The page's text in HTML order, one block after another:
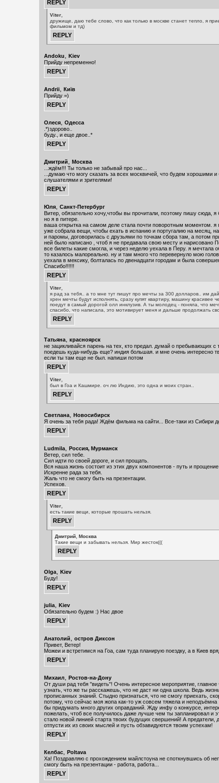
Viter,
дружище, даю тебе слово, что как только в москве станет тепло, я
фильмом и тд)
Andoku, Kiev
Прийду непременно!
Andrii, Київ
Прийду =)
Олеся, Одесса
.*)здорово..
буду., и еще двое..*
Дмитрий, Москва
...ждём!!! Ты только не забывай про нас...
...думаю что могу сказать за всех москвичей, что будем хорошими
слушателями и зрителями!
Юля, Санкт-Петербург
Витер, обязательно хочу,чтобы вы прочитали, поэтому пишу сюда, я
но я в питере.
ваша открытка на самом деле стала почти поворотным моментом. я
уже собрала вещи, чтобы ехать в испанию и португалию на месяц,
и паромы, договорилась с друзьями по точкам сбора там, а потом
ней было написано , чтоб я не предавала свою месту и нарисовано
все билеты какие смогла, и через неделю уехала в Перу. я мечтала
то казалось малореально. ну и там много что перевернуло мою
уехала в мексику, болталась по двенадцати городам и была
Спасибо!!!!!!
Viter,
я рад за тебя.. а то мне тут пишут про мечты за 300 долларов.. им
хрен мечты будут исполнять, сразу купят квартиру, машину красивее
поедут в самый дорогой олл инклузив. А ты молодец - поняла, что
спасибо, что написала, это мотивирует меня и дальше продолжать
Татьяна, красноярск
не зацикливайся парень на тех, кто предал. думай о пребывающих
поедешь куда-нибудь еще? индия большая. и мне очень интересно
если ты там еще не был. напиши потом
Viter,
был в Гоа и Кашмире. оч лю Индию, это одна и моих стран..
Светлана, Новосибирск
Я очень за тебя рада! Ждём фильма на сайти... Все-таки из Сибири
Ludmila, Россия, Мурманск
Ветер, сил тебе.
Сил идти по своей дороге, и сил прощать.
Вся наша жизнь состоит из этих двух компонентов - путь и
Искренне рада за тебя.
Жаль что не смогу быть на презентации.
Успехов.
Viter,
есть такие вещи, которые прошать нельзя.
Дмитрий, Москва
Такие вещи и забывать нельзя. Мир жесток(((
Olga, Kiev
Буду!
julia, Kiev
Обязательно будем :) Нас двое
Анатолий, остров Диксон
Привет, Ветер!
Можеи и встретимся на Гоа, сам туда планирую поездку, а в Киев
Михаил, Ростов-на-Дону
От души рад тебя "видеть"! Очень интересное мероприятие, главное
узнать, что же ты расскажешь, что не даст ни одна школа. Ведь
прописанных знаний. Стыдно признаться, что не смогу приехать,
потому, что сейчас моя жопа как-то уж совсем тяжела и
бы придумать много других оправданий. Жду инфу о конкурсе,
пожелать, чтоб все получилось даже лучше чем ты запланировал и
стало новой линией старта твоих будущих свершений! А предатели,
отпусти их из своих мыслей и пусть обзавидуются твоим успехам!
Келбас, Poltava
Ха! Поздравляю с прохождением майлстоуна не споткнувшись об
смогу быть на презентации - работа, работа...